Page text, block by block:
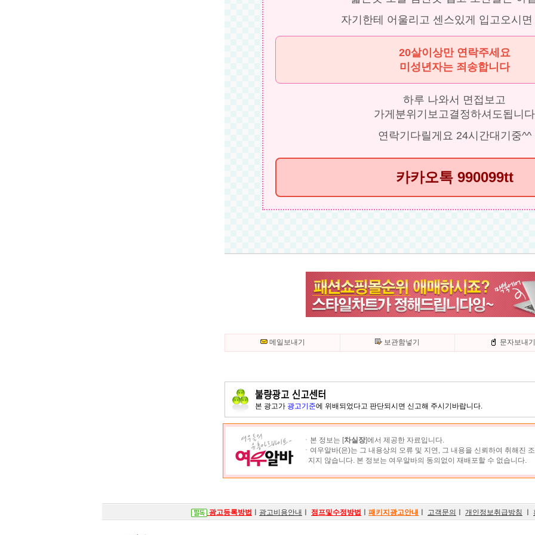
자기한테 어울리고 센스있게 입고오시
20살이상만 연락주세요
미성년자는 죄송합니다
하루 나와서 면접보고
가게분위기보고결정하셔도됩니다
연락기다릴게요 24시간대기중^^
카카오톡 990099tt
메일보내기 보관함넣기 문자보내기
본 광고가 광고기준에 위배되었다고 판단되시면 신고해 주시기바랍니다.
ㆍ본 정보는 [차실장]에서 제공한 자료입니다.
ㆍ여우알바(은)는 그 내용상의 오류 및 지연, 그 내용을 신뢰하여 취해진
지지 않습니다. 본 정보는 여우알바의 동의없이 재배포할 수 없습니다.
광고등록방법 광고비용안내 점프및수정방법 패키지광고안내 고객문의 개인정보취급방침